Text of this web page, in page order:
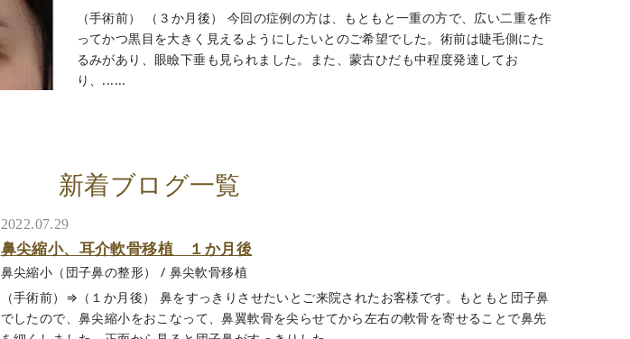
（手術前） （３か月後） 今回の症例の方は、もともと一重の方で、広い二重を作
ってかつ黒目を大きく見えるようにしたいとのご希望でした。術前は睫毛側にた
るみがあり、眼瞼下垂も見られました。また、蒙古ひだも中程度発達してお
り、......
新着ブログ一覧
2022.07.29
鼻尖縮小、耳介軟骨移植 １か月後
鼻尖縮小（団子鼻の整形） / 鼻尖軟骨移植
（手術前）⇒（１か月後） 鼻をすっきりさせたいとご来院されたお客様です。もともと団子鼻
でしたので、鼻尖縮小をおこなって、鼻翼軟骨を尖らせてから左右の軟骨を寄せることで鼻先